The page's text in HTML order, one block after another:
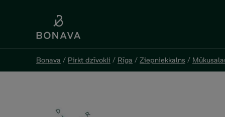
Bonava / Pirkt dzīvokli / Rīga / Ziepniekkalns /
Bonava / Pirkt dzīvokli / Rīga / Ziepniekkalns /